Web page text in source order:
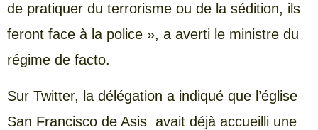
de pratiquer du terrorisme ou de la sédition, ils
feront face à la police », a averti le ministre du
régime de facto.
Sur Twitter, la délégation a indiqué que l’église
San Francisco de Asis avait déjà accueilli une